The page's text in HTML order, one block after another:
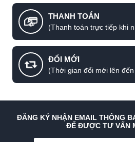
THANH TOÁN
(Thanh toán trực tiếp khi
ĐỔI MỚI
(Thời gian đổi mới lên
ĐĂNG KÝ NHẬN EMAIL THÔNG
ĐỂ ĐƯỢC TƯ VẤN